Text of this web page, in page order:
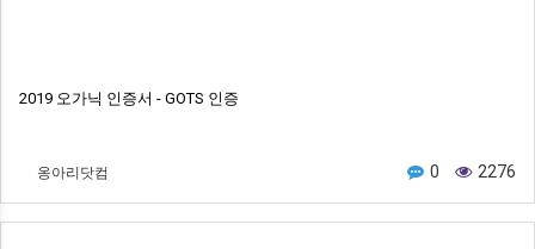
2019 오가닉 인증서 - GOTS 인증
옹아리닷컴 0 2276